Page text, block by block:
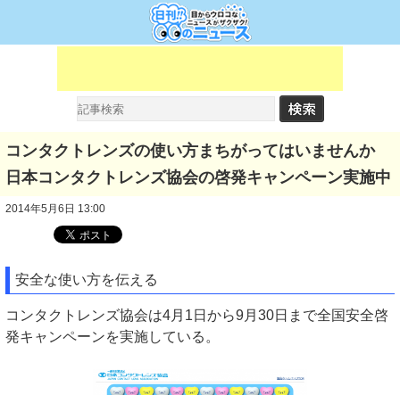
コンタクトレンズの使い方まちがってはいませんか
日本コンタクトレンズ協会の啓発キャンペーン実施中
2014年5月6日 13:00
安全な使い方を伝える
コンタクトレンズ協会は4月1日から9月30日まで全国安全啓
発キャンペーンを実施している。